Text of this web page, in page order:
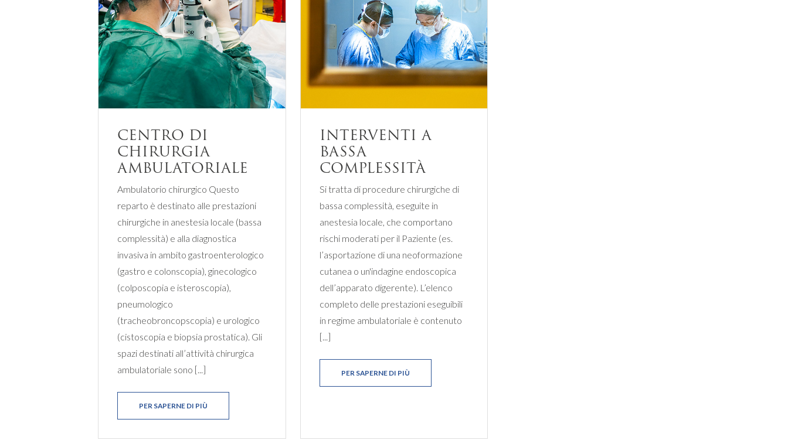
CENTRO DI
CHIRURGIA
AMBULATORIALE
Ambulatorio chirurgico Questo
reparto è destinato alle prestazioni
chirurgiche in anestesia locale (bassa
complessità) e alla diagnostica
invasiva in ambito gastroenterologico
(gastro e colonscopia), ginecologico
(colposcopia e isteroscopia),
pneumologico
(tracheobroncopscopia) e urologico
(cistoscopia e biopsia prostatica). Gli
spazi destinati all’attività chirurgica
ambulatoriale sono [...]
PER SAPERNE DI PIÙ
INTERVENTI A
BASSA
COMPLESSITÀ
Si tratta di procedure chirurgiche di
bassa complessità, eseguite in
anestesia locale, che comportano
rischi moderati per il Paziente (es.
l’asportazione di una neoformazione
cutanea o un'indagine endoscopica
dell’apparato digerente). L’elenco
completo delle prestazioni eseguibili
in regime ambulatoriale è contenuto
[...]
PER SAPERNE DI PIÙ